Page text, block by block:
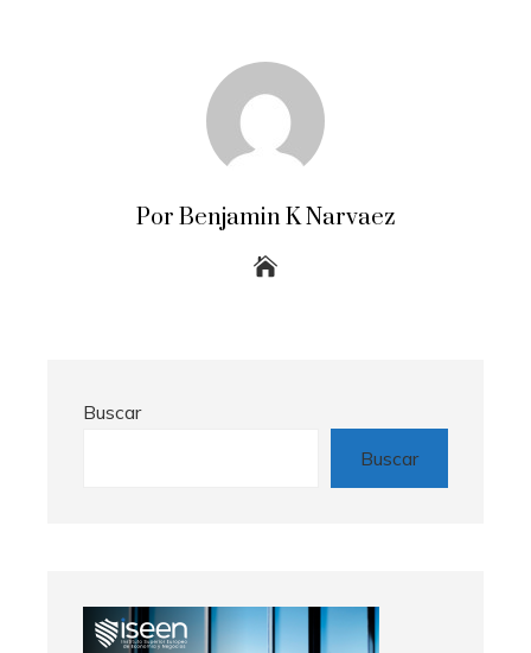
Por Benjamin K Narvaez
Buscar
Buscar